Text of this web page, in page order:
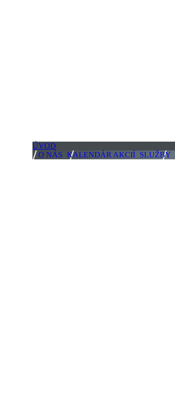
ÚVOD
O NÁS KALENDÁR AKCIÍ SLUŽBY